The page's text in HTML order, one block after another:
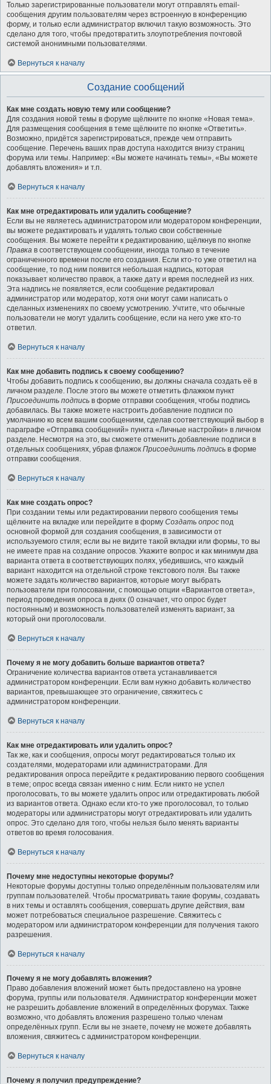
Только зарегистрированные пользователи могут отправлять email-
сообщения другим пользователям через встроенную в конференцию
форму, и только если администратор включил такую возможность. Это
сделано для того, чтобы предотвратить злоупотребления почтовой
системой анонимными пользователями.
Вернуться к началу
Создание сообщений
Как мне создать новую тему или сообщение?
Для создания новой темы в форуме щёлкните по кнопке «Новая тема».
Для размещения сообщения в теме щёлкните по кнопке «Ответить».
Возможно, придётся зарегистрироваться, прежде чем отправить
сообщение. Перечень ваших прав доступа находится внизу страниц
форума или темы. Например: «Вы можете начинать темы», «Вы можете
добавлять вложения» и т.п.
Вернуться к началу
Как мне отредактировать или удалить сообщение?
Если вы не являетесь администратором или модератором конференции,
вы можете редактировать и удалять только свои собственные
сообщения. Вы можете перейти к редактированию, щёлкнув по кнопке
Правка в соответствующем сообщении, иногда только в течение
ограниченного времени после его создания. Если кто-то уже ответил на
сообщение, то под ним появится небольшая надпись, которая
показывает количество правок, а также дату и время последней из них.
Эта надпись не появляется, если сообщение редактировал
администратор или модератор, хотя они могут сами написать о
сделанных изменениях по своему усмотрению. Учтите, что обычные
пользователи не могут удалить сообщение, если на него уже кто-то
ответил.
Вернуться к началу
Как мне добавить подпись к своему сообщению?
Чтобы добавить подпись к сообщению, вы должны сначала создать её в
личном разделе. После этого вы можете отметить флажком пункт
Присоединить подпись в форме отправки сообщения, чтобы подпись
добавилась. Вы также можете настроить добавление подписи по
умолчанию ко всем вашим сообщениям, сделав соответствующий выбор в
параграфе «Отправка сообщений» пункта «Личные настройки» в личном
разделе. Несмотря на это, вы сможете отменить добавление подписи в
отдельных сообщениях, убрав флажок Присоединить подпись в форме
отправки сообщения.
Вернуться к началу
Как мне создать опрос?
При создании темы или редактировании первого сообщения темы
щёлкните на вкладке или перейдите в форму Создать опрос под
основной формой для создания сообщения, в зависимости от
используемого стиля; если вы не видите такой вкладки или формы, то вы
не имеете прав на создание опросов. Укажите вопрос и как минимум два
варианта ответа в соответствующих полях, убедившись, что каждый
вариант находится на отдельной строке текстового поля. Вы также
можете задать количество вариантов, которые могут выбрать
пользователи при голосовании, с помощью опции «Вариантов ответа»,
период проведения опроса в днях (0 означает, что опрос будет
постоянным) и возможность пользователей изменять вариант, за
который они проголосовали.
Вернуться к началу
Почему я не могу добавить больше вариантов ответа?
Ограничение количества вариантов ответа устанавливается
администратором конференции. Если вам нужно добавить количество
вариантов, превышающее это ограничение, свяжитесь с
администратором конференции.
Вернуться к началу
Как мне отредактировать или удалить опрос?
Так же, как и сообщения, опросы могут редактироваться только их
создателями, модераторами или администраторами. Для
редактирования опроса перейдите к редактированию первого сообщения
в теме; опрос всегда связан именно с ним. Если никто не успел
проголосовать, то вы можете удалить опрос или отредактировать любой
из вариантов ответа. Однако если кто-то уже проголосовал, то только
модераторы или администраторы могут отредактировать или удалить
опрос. Это сделано для того, чтобы нельзя было менять варианты
ответов во время голосования.
Вернуться к началу
Почему мне недоступны некоторые форумы?
Некоторые форумы доступны только определённым пользователям или
группам пользователей. Чтобы просматривать такие форумы, создавать
в них темы и оставлять сообщения, совершать другие действия, вам
может потребоваться специальное разрешение. Свяжитесь с
модератором или администратором конференции для получения такого
разрешения.
Вернуться к началу
Почему я не могу добавлять вложения?
Право добавления вложений может быть предоставлено на уровне
форума, группы или пользователя. Администратор конференции может
не разрешить добавление вложений в определённых форумах. Также
возможно, что добавлять вложения разрешено только членам
определённых групп. Если вы не знаете, почему не можете добавлять
вложения, свяжитесь с администратором конференции.
Вернуться к началу
Почему я получил предупреждение?